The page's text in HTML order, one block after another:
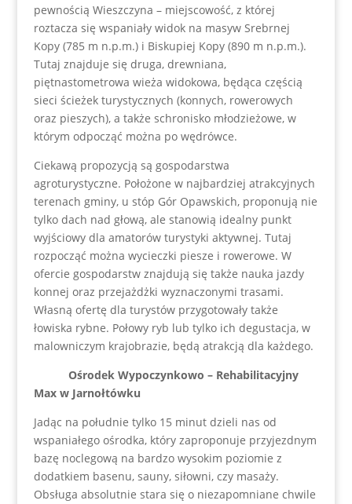
pewnością Wieszczyna – miejscowość, z której
roztacza się wspaniały widok na masyw Srebrnej
Kopy (785 m n.p.m.) i Biskupiej Kopy (890 m n.p.m.).
Tutaj znajduje się druga, drewniana,
piętnastometrowa wieża widokowa, będąca częścią
sieci ścieżek turystycznych (konnych, rowerowych
oraz pieszych), a także schronisko młodzieżowe, w
którym odpocząć można po wędrówce.
Ciekawą propozycją są gospodarstwa
agroturystyczne. Położone w najbardziej atrakcyjnych
terenach gminy, u stóp Gór Opawskich, proponują nie
tylko dach nad głową, ale stanowią idealny punkt
wyjściowy dla amatorów turystyki aktywnej. Tutaj
rozpocząć można wycieczki piesze i rowerowe. W
ofercie gospodarstw znajdują się także nauka jazdy
konnej oraz przejażdżki wyznaczonymi trasami.
Własną ofertę dla turystów przygotowały także
łowiska rybne. Połowy ryb lub tylko ich degustacja, w
malowniczym krajobrazie, będą atrakcją dla każdego.
Ośrodek Wypoczynkowo – Rehabilitacyjny
Max w Jarnołtówku
Jadąc na południe tylko 15 minut dzieli nas od
wspaniałego ośrodka, który zaproponuje przyjezdnym
bazę noclegową na bardzo wysokim poziomie z
dodatkiem basenu, sauny, siłowni, czy masaży.
Obsługa absolutnie stara się o niezapomniane chwile